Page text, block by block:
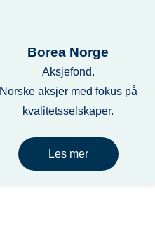
Borea Norge
Aksjefond.
Norske aksjer med fokus på
kvalitetsselskaper.
Les mer